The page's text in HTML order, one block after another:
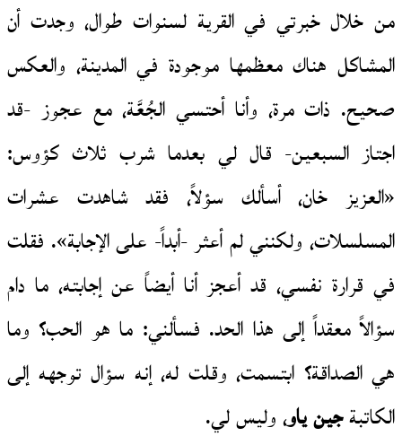
من خلال خبرتي في القرية لسنوات طوال، وجدت أن
المشاكل هناك معظمها موجودة في المدينة، والعكس
صحيح. ذات مرة، وأنا أحتسي الجُعَّة، مع عجوز -قد
اجتاز السبعين- قال لي بعدما شرب ثلاث كؤوس:
«العزيز خان، أسألك سؤلاً، فقد شاهدت عشرات
المسلسلات، ولكنني لم أعثر -أبداً- على الإجابة». فقلت
في قرارة نفسي، قد أعجز أنا أيضاً عن إجابته، ما دام
سؤالاً معقداً إلى هذا الحد. فسألني: ما هو الحب؟ وما
هي الصداقة؟ ابتسمت، وقلت له، إنه سؤال توجهه إلى
الكاتبةجين ياو، وليس لي.